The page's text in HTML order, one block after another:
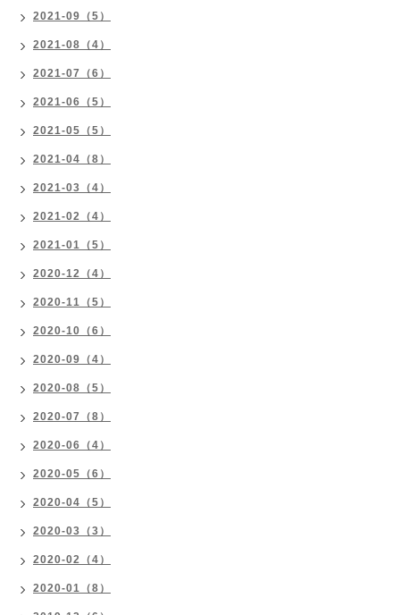
2021-09（5）
2021-08（4）
2021-07（6）
2021-06（5）
2021-05（5）
2021-04（8）
2021-03（4）
2021-02（4）
2021-01（5）
2020-12（4）
2020-11（5）
2020-10（6）
2020-09（4）
2020-08（5）
2020-07（8）
2020-06（4）
2020-05（6）
2020-04（5）
2020-03（3）
2020-02（4）
2020-01（8）